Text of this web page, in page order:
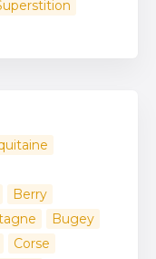
Berry
Bugey
Corse